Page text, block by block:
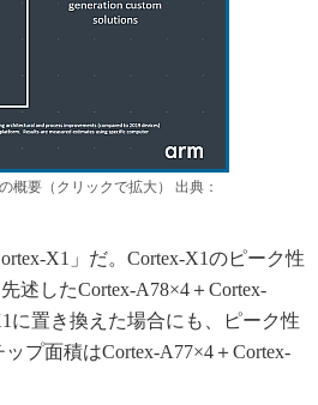
概要（クリックで拡大） 出典：
X1」だ。Cortex-X1のピーク性
述したCortex-A78×4＋Cortex-
に置き換えた場合にも、ピーク性
プ面積はCortex-A77×4＋Cortex-